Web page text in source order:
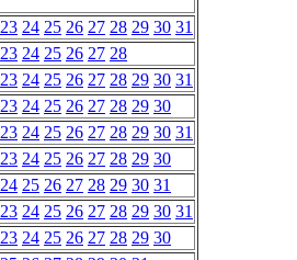
23 24 25 26 27 28 29 30 31
23 24 25 26 27 28
23 24 25 26 27 28 29 30 31
23 24 25 26 27 28 29 30
23 24 25 26 27 28 29 30 31
23 24 25 26 27 28 29 30
24 25 26 27 28 29 30 31
23 24 25 26 27 28 29 30 31
23 24 25 26 27 28 29 30